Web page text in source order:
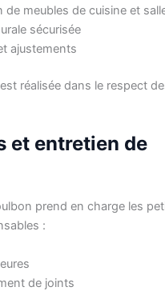
de meubles de cuisine et
sécurisée
ajustements
réalisée dans le respect
et entretien de
prend en charge les
:
de joints